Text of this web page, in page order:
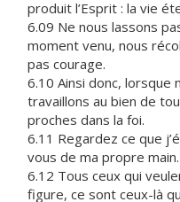
produit l’Esprit : la vie
6.09 Ne nous lassons
moment venu, nous
pas courage.
6.10 Ainsi donc, lorsque
travaillons au bien de
proches dans la foi.
6.11 Regardez ce que
vous de ma propre main.
6.12 Tous ceux qui
figure, ce sont ceux-là